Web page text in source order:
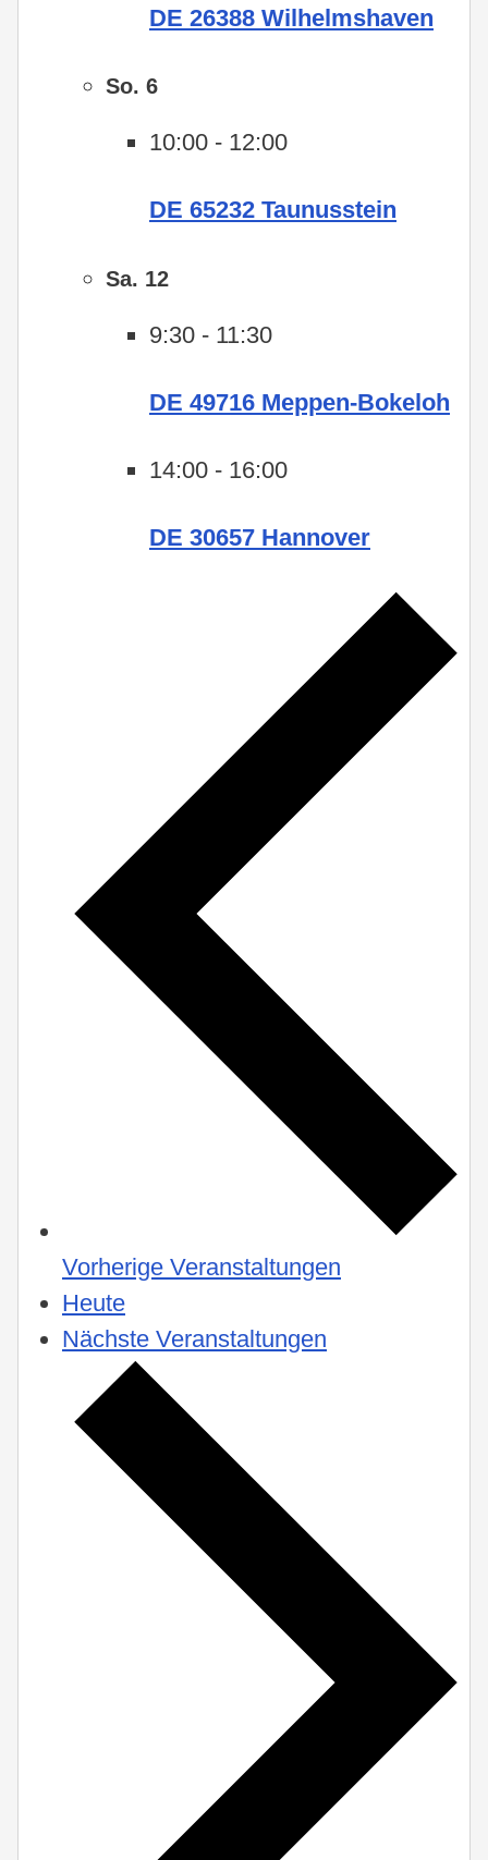
DE 26388 Wilhelmshaven
So. 6
10:00 - 12:00
DE 65232 Taunusstein
Sa. 12
9:30 - 11:30
DE 49716 Meppen-Bokeloh
14:00 - 16:00
DE 30657 Hannover
Vorherige Veranstaltungen
Heute
Nächste Veranstaltungen